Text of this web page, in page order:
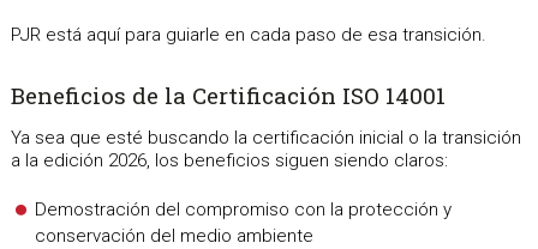
PJR está aquí para guiarle en cada paso de esa transición.
Beneficios de la Certificación ISO 14001
Ya sea que esté buscando la certificación inicial o la transición
a la edición 2026, los beneficios siguen siendo claros:
Demostración del compromiso con la protección y
conservación del medio ambiente